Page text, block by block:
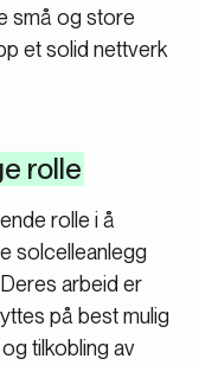
små og store
et solid nettverk
rolle
rolle i å
solcelleanlegg
arbeid er
på best mulig
tilkobling av